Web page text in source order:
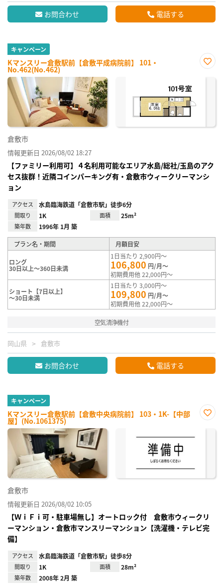
お問合わせ 電話する
キャンペーン
Kマンスリー倉敷駅前【倉敷平成病院前】 101・
No.462(No.462)
に入
倉敷市
情報更新日 2026/08/02 18:27
【ファミリー利用可】４名利用可能なエリア水島/総社/玉島のアク
セス抜群！近隣コインパーキング有・倉敷市ウィークリーマンシ
ョン
アクセス 水島臨海鉄道「倉敷市駅」徒歩6分
間取り 1K 面積 25m²
築年数 1996年 1月 築
プラン名・期間 月額目安
ロング
30日以上～360日未満
1日当たり 2,900円～
106,800 円/月～
初期費用他 22,000円～
ショート【7日以上】
～30日未満
1日当たり 3,000円～
109,800 円/月～
初期費用他 22,000円～
空気清浄機付
岡山県 倉敷市
お問合わせ 電話する
キャンペーン
Kマンスリー倉敷駅前【倉敷中央病院前】 103・1K-【中部
屋】(No.1061375)
に入
倉敷市
情報更新日 2026/08/02 10:05
【ＷｉＦｉ可・駐車場無し】オートロック付 倉敷市ウィークリ
ーマンション・倉敷市マンスリーマンション【洗濯機・テレビ完
備】
アクセス 水島臨海鉄道「倉敷市駅」徒歩8分
間取り 1K 面積 28m²
築年数 2008年 2月 築